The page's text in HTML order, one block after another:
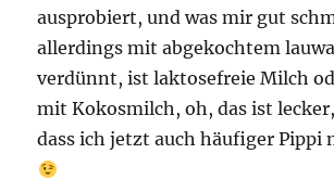
ausprobiert, und was mir gut
allerdings mit abgekochtem
verdünnt, ist laktosefreie Milch
mit Kokosmilch, oh, das ist
dass ich jetzt auch häufiger Pippi